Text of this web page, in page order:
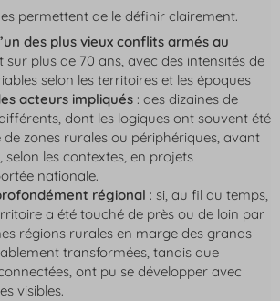
permettent de le définir clairement.
des plus vieux conflits armés au
sur plus de 70 ans, avec des intensités de
selon les territoires et les époques
acteurs impliqués : des dizaines de
dont les logiques ont souvent été
de zones rurales ou périphériques, avant
selon les contextes, en projets
nationale.
régional : si, au fil du temps,
a été touché de près ou de loin par
régions rurales en marge des grands
transformées, tandis que
ont pu se développer avec
visibles.